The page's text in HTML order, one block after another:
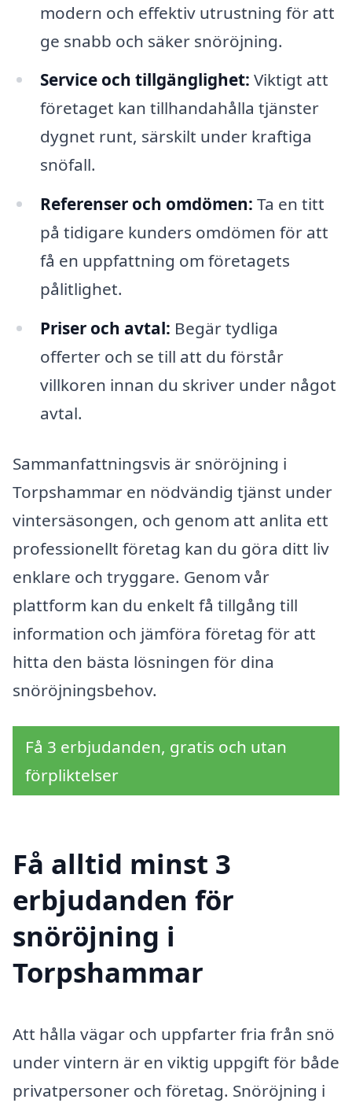
modern och effektiv utrustning för att
ge snabb och säker snöröjning.
Service och tillgänglighet: Viktigt att
företaget kan tillhandahålla tjänster
dygnet runt, särskilt under kraftiga
snöfall.
Referenser och omdömen: Ta en titt
på tidigare kunders omdömen för att
få en uppfattning om företagets
pålitlighet.
Priser och avtal: Begär tydliga
offerter och se till att du förstår
villkoren innan du skriver under något
avtal.
Sammanfattningsvis är snöröjning i
Torpshammar en nödvändig tjänst under
vintersäsongen, och genom att anlita ett
professionellt företag kan du göra ditt liv
enklare och tryggare. Genom vår
plattform kan du enkelt få tillgång till
information och jämföra företag för att
hitta den bästa lösningen för dina
snöröjningsbehov.
Få 3 erbjudanden, gratis och utan
förpliktelser
Få alltid minst 3
erbjudanden för
snöröjning i
Torpshammar
Att hålla vägar och uppfarter fria från snö
under vintern är en viktig uppgift för både
privatpersoner och företag. Snöröjning i